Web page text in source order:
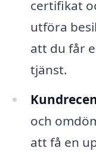
certifikat
utföra
att du får
tjänst.
och
att få en